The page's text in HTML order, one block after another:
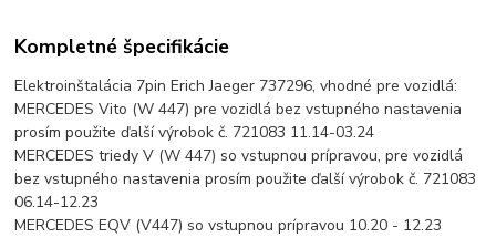
Kompletné špecifikácie
Elektroinštalácia 7pin Erich Jaeger 737296, vhodné pre vozidlá:
MERCEDES Vito (W 447) pre vozidlá bez vstupného nastavenia
prosím použite ďalší výrobok č. 721083 11.14-03.24
MERCEDES triedy V (W 447) so vstupnou prípravou, pre vozidlá
bez vstupného nastavenia prosím použite ďalší výrobok č. 721083
06.14-12.23
MERCEDES EQV (V447) so vstupnou prípravou 10.20 - 12.23